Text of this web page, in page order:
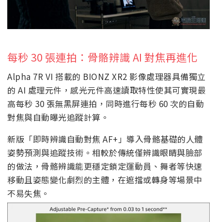
每秒 30 張連拍：骨骼辨識 AI 對焦再進化
Alpha 7R VI 搭載的 BIONZ XR2 影像處理器具備獨立
的 AI 處理元件，感光元件高速讀取特性使其可實現最
高每秒 30 張無黑屏連拍，同時進行每秒 60 次的自動
對焦與自動曝光追蹤計算。
新版「即時辨識自動對焦 AF+」導入骨骼基礎的人體
姿勢預測與追蹤技術。相較於傳統僅辨識眼睛與臉部
的做法，骨骼辨識能更穩定鎖定運動員、舞者等快速
移動且姿態變化劇烈的主體，在遮擋或轉身等場景中
不易失焦。